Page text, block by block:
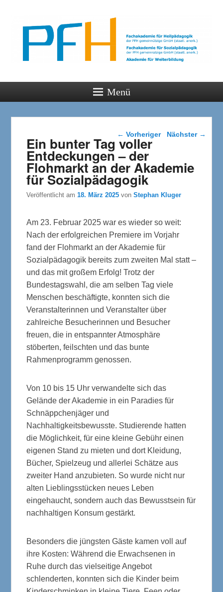
PFH
Gemeinsam wachsen
Menü
Beitragsnavigation
← Vorheriger Nächster →
Ein bunter Tag voller
Entdeckungen – der
Flohmarkt an der Akademie
für Sozialpädagogik
Veröffentlicht am18. März 2025 vonStephan Kluger
Am 23. Februar 2025 war es wieder so weit:
Nach der erfolgreichen Premiere im Vorjahr
fand der Flohmarkt an der Akademie für
Sozialpädagogik bereits zum zweiten Mal statt –
und das mit großem Erfolg! Trotz der
Bundestagswahl, die am selben Tag viele
Menschen beschäftigte, konnten sich die
Veranstalterinnen und Veranstalter über
zahlreiche Besucherinnen und Besucher
freuen, die in entspannter Atmosphäre
stöberten, feilschten und das bunte
Rahmenprogramm genossen.
Von 10 bis 15 Uhr verwandelte sich das
Gelände der Akademie in ein Paradies für
Schnäppchenjäger und
Nachhaltigkeitsbewusste. Studierende hatten
die Möglichkeit, für eine kleine Gebühr einen
eigenen Stand zu mieten und dort Kleidung,
Bücher, Spielzeug und allerlei Schätze aus
zweiter Hand anzubieten. So wurde nicht nur
alten Lieblingsstücken neues Leben
eingehaucht, sondern auch das Bewusstsein für
nachhaltigen Konsum gestärkt.
Besonders die jüngsten Gäste kamen voll auf
ihre Kosten: Während die Erwachsenen in
Ruhe durch das vielseitige Angebot
schlenderten, konnten sich die Kinder beim